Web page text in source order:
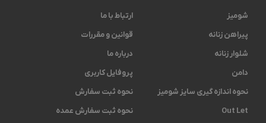
شومیز
پیراهن زنانه
شلوار زنانه
دامن
نحوه اندازه گیری ‫سایز شومیز
Out Let
ارتباط با ما
قوانین و مقررات
درباره ما
پروفایل کاربری
نحوه ثبت سفارش
نحوه ثبت سفارش عمده